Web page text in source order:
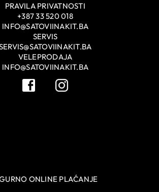
PRAVILA PRIVATNOSTI
+387 33 520 018
INFO@SATOVIINAKIT.BA
SERVIS
VELEPRODAJA
INFO@SATOVIINAKIT.BA
ONLINE PLAĆANJE